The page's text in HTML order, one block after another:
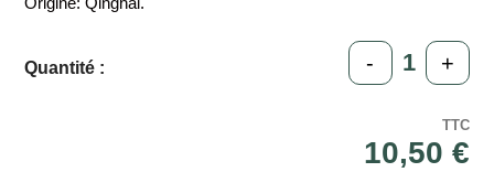
Quantité : - +
TTC
10,50 €